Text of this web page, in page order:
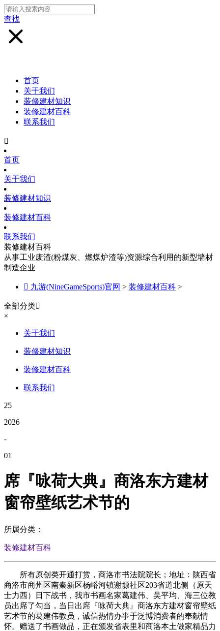
查找
首页
关于我们
装修建材知识
装修建材百科
联系我们

首页
关于我们
装修建材知识
装修建材百科
联系我们
装修建材百科
从事工业废渣(粉煤灰、燃煤炉渣等)资源综合利用的新型墙材
制造企业
 九游(NineGameSports)官网 > 装修建材百科 >
全部分类
×
关于我们
装修建材知识
装修建材百科
联系我们
25
2026
-
01
席『咏荷大典』商洛东方建材
窗帘壁纸艺术节的
所属分类：
装修建材百科
所有原创类开通打赏，商洛市书法院院长；地址：陕西省
商洛市商州区南秦新区杨峪河镇谢塬社区203省道北侧（原天
士力西）日下战书，我市书画名家葛建伟、吴平均、海三位教
员出席了勾当，当日出席『咏荷大典』商洛东方建材窗帘壁纸
艺术节的葛建伟教员，诚信热情办事于泛博消费者的奉献情
怀。赠送了书画做品，正在颁发省表里和商洛本土做家精品力